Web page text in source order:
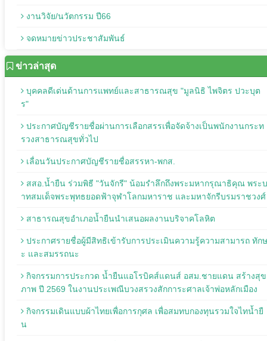
งานวิจัย/นวัตกรรม ปี66
จดหมายข่าวประชาสัมพันธ์
ข่าวล่าสุด
บุคคลดีเด่นด้านการแพทย์และสาธารณสุข "มูลนิธิ ไพจิตร ปวะบุต
ร"
ประกาศบัญชีรายชื่อผ่านการเลือกสรรเพื่อจัดจ้างเป็นพนักงานกระท
รวงสาธารณสุขทั่วไป
เลื่อนวันประกาศบัญชีรายชื่อสรรหา-พกส.
สสอ.น้ำยืน ร่วมพิธี "วันจักรี" น้อมรำลึกถึงพระมหากรุณาธิคุณ พระบ
าทสมเด็จพระพุทธยอดฟ้าจุฬาโลกมหาราช และมหาจักรีบรมราชวงศ์
สาธารณสุขอำเภอน้ำยืนนำเสนอผลงานบริจาคโลหิต
ประกาศรายชื่อผู้มีสิทธิเข้ารับการประเมินความรู้ความสามารถ ทักษ
ะ และสมรรถนะ
กิจกรรมการประกวด น้ำยืนแอโรบิคส์แดนส์ อสม.ชายแดน สร้างสุข
ภาพ ปี 2569 ในงานประเพณีบวงสรวงสักการะศาลเจ้าพ่อหลักเมือง
กิจกรรมเดินแบบผ้าไทยเพื่อการกุศล เพื่อสมทบกองทุนรวมใจไทน้ำยื
น